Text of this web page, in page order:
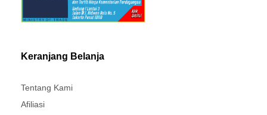
Keranjang Belanja
Tentang Kami
Afiliasi